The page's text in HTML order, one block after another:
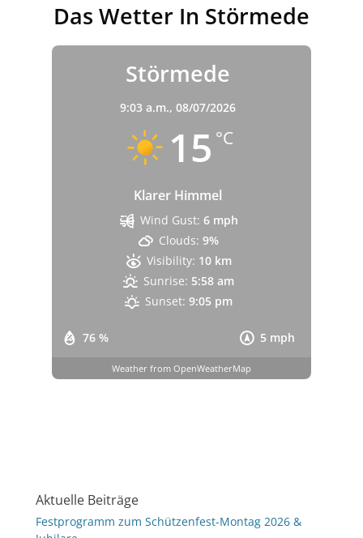
Das Wetter In Störmede
Störmede
9:03 a.m., 08/07/2026
15 °C
Klarer Himmel
76 % 5 mph
Wind Gust: 6 mph
Clouds: 9%
Visibility: 10 km
Sunrise: 5:58 am
Sunset: 9:05 pm
Weather from OpenWeatherMap
Aktuelle Beiträge
Festprogramm zum Schützenfest-Montag 2026 &